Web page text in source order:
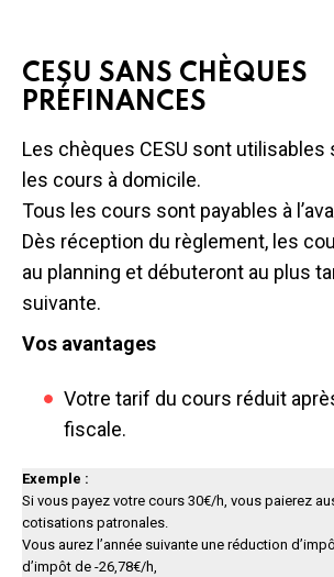
CESU SANS CHÈQUES
PRÉFINANCES
Les chèques CESU sont
les cours à domicile.
Tous les cours sont payables à
Dès réception du règlement, les
au planning et débuteront au plus
suivante.
Vos avantages
Votre tarif du cours réduit
fiscale.
Exemple :
Si vous payez votre cours 30€/h, vous paierez
cotisations patronales.
Vous aurez l’année suivante une réduction
d’impôt de -26,78€/h,